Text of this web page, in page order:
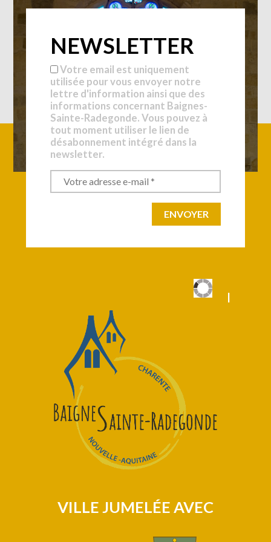
NEWSLETTER
Votre email est uniquement
utilisée pour vous envoyer notre
lettre d'information ainsi que des
informations concernant Baignes-
Sainte-Radegonde. Vous pouvez à
tout moment utiliser le lien de
désabonnement intégré dans la
newsletter.
|
VILLE JUMELÉE AVEC